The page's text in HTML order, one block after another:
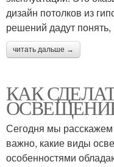
дизайн потолков из
решений дадут
читать дальше →
КАК
Сегодня мы
важно, какие виды
особенностями